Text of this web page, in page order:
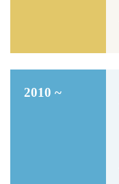
2010 ~